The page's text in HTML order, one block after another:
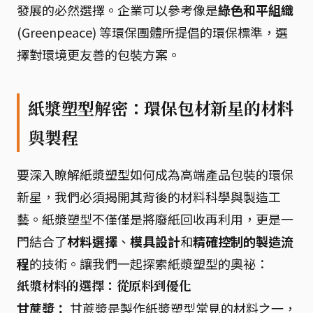
發展的必然選擇。企業可以參考像是綠色和平組織
(Greenpeace) 等環保團體所提倡的環保標準，選
擇對環境更友善的包裝方案。
紙漿塑型解密：環保包材新星的材料
與製程
要深入瞭解紙漿塑型如何成為高端產品包裝的環保
新星，我們必須揭開其背後的材料科學與製造工
藝。紙漿塑型不僅僅是將廢紙回收再利用，更是一
門結合了材料選擇 、 模具設計和精確控制的製造流
程的技術。讓我們一起探索紙漿塑型的奧祕：
紙漿材料的選擇：從原料到優化
甘蔗漿： 甘蔗漿是製作紙漿塑型常見的材料之一，